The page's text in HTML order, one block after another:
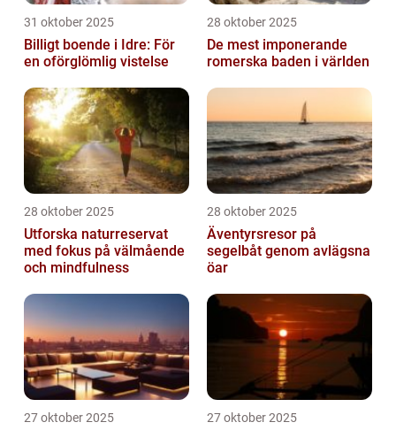
31 oktober 2025
Billigt boende i Idre: För
en oförglömlig vistelse
28 oktober 2025
De mest imponerande
romerska baden i världen
28 oktober 2025
Utforska naturreservat
med fokus på välmående
och mindfulness
28 oktober 2025
Äventyrsresor på
segelbåt genom avlägsna
öar
27 oktober 2025 27 oktober 2025